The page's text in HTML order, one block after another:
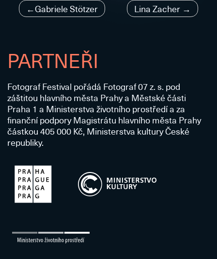
Navigace
Gabriele Stötzer Lina Zacher
PARTNEŘI
Fotograf Festival pořádá Fotograf 07 z. s. pod
záštitou hlavního města Prahy a Městské části
Praha 1 a Ministerstva životního prostředí a za
finanční podpory Magistrátu hlavního města Prahy
částkou 405 000 Kč, Ministerstva kultury České
republiky.